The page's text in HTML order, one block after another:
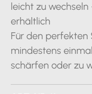
leicht zu
erhältlich
Für den
mindestens
schärfen oder zu